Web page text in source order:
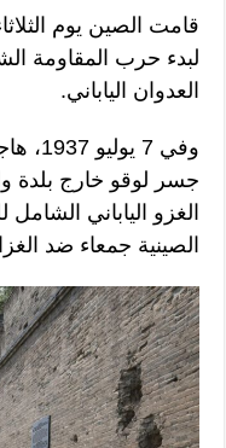
لبدء حرب المقاومة
العدوان الياباني.
وفي 7
جسر لوقو خارج بلدة
الغزو الياباني
الصينية جمعاء ضد